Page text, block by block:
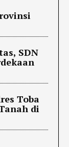
SDN
Toba
di